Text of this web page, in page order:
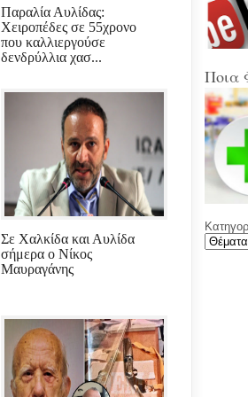
Παραλία Αυλίδας:
Χειροπέδες σε 55χρονο
που καλλιεργούσε
δενδρύλλια χασ...
Σε Χαλκίδα και Αυλίδα
σήμερα ο Νίκος
Μαυραγάνης
την
Ποια